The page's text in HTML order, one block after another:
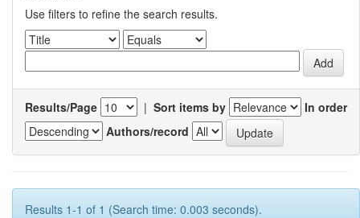
Use filters to refine the search results.
Results/Page | Sort items by
In order
Authors/record
Results 1-1 of 1 (Search time: 0.003 seconds).